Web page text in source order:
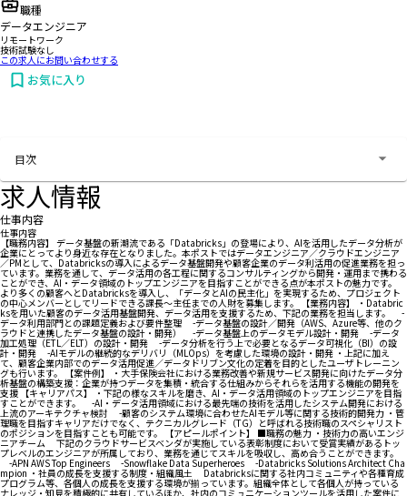
職種
データエンジニア
リモートワーク
技術試験なし
この求人にお問い合わせする
お気に入り
目次
求人情報
仕事内容
仕事内容
【職務内容】 データ基盤の新潮流である「Databricks」の登場により、AIを活用したデータ分析が
企業にとってより身近な存在となりました。本ポストではデータエンジニア／クラウドエンジニア
／PMとして、Databricksの導入によるデータ基盤開発や顧客企業のデータ利活用の促進業務を担っ
ています。業務を通して、データ活用の各工程に関するコンサルティングから開発・運用まで携わる
ことができ、AI・データ領域のトップエンジニアを目指すことができる点が本ポストの魅力です。
より多くの顧客へとDatabricksを導入し、「データとAIの民主化」を実現するため、プロジェクト
の中心メンバーとしてリードできる課長～主任までの人財を募集します。 【業務内容】 ・Databric
ksを用いた顧客のデータ活用基盤開発、データ活用を支援するため、下記の業務を担当します。 -
データ利用部門との課題定義および要件整理 -データ基盤の設計／開発（AWS、Azure等、他のク
ラウドと連携したデータ基盤の設計・開発） -データ基盤上のデータモデル設計・開発 -データ
加工処理（ETL／ELT）の設計・開発 -データ分析を行う上で必要となるデータ可視化（BI）の設
計・開発 -AIモデルの継続的なデリバリ（MLOps）を考慮した環境の設計・開発 ・上記に加え
て、顧客企業内部でのデータ活用促進／データドリブン文化の定着を目的としたユーザトレーニン
グも行います。 【案件例】 ・大手保険会社における業務改善や新規サービス開発に向けたデータ分
析基盤の構築支援：企業が持つデータを集積・統合する仕組みからそれらを活用する機能の開発を
支援 【キャリアパス】 ・下記の様なスキルを磨き、AI・データ活用領域のトップエンジニアを目指
すことができます。 -AI・データ活用領域における最先端の技術を活用したシステム開発における
上流のアーキテクチャ検討 -顧客のシステム環境に合わせたAIモデル等に関する技術的開発力 ・管
理職を目指すキャリアだけでなく、テクニカルグレード（TG）と呼ばれる技術職のスペシャリスト
のポジションを目指すことも可能です。 【アピールポイント】 ■職務の魅力 ・技術力の高いエンジ
ニアチーム 下記のクラウドサービスベンダが実施している表彰制度において受賞実績があるトッ
プレベルのエンジニアが所属しており、業務を通じてスキルを吸収し、高め合うことができます。
-APN AWS Top Engineers -Snowflake Data Superheroes -Databricks Solutions Architect Cha
mpion ・社員の成長を支援する制度・組織風土 Databricksに関する社内コミュニティや各種育成
プログラム等、各個人の成長を支援する環境が揃っています。組織全体として各個人が持っている
ナレッジ・知見を積極的に共有しているほか、社内のコミュニケーションツールを活用した案件に